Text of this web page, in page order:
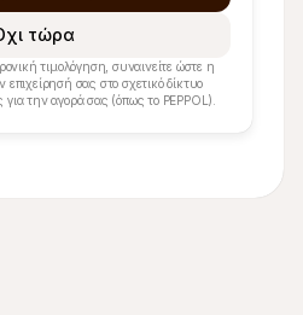
τώρα
τιμολόγηση, συναινείτε ώστε η
σας στο σχετικό δίκτυο
την αγορά σας (όπως το PEPPOL).